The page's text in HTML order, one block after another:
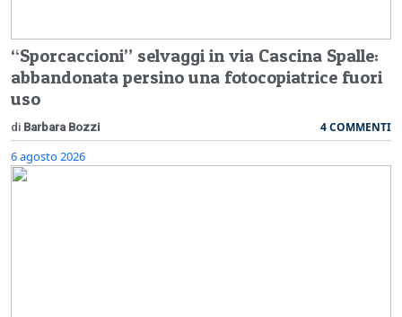
“Sporcaccioni” selvaggi in via Cascina Spalle:
abbandonata persino una fotocopiatrice fuori
uso
di Barbara Bozzi 4 COMMENTI
6 agosto 2026